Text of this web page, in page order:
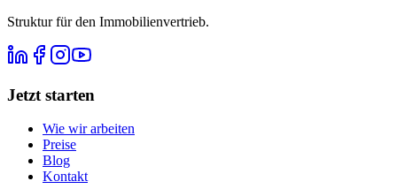
Struktur für den Immobilienvertrieb.
Jetzt starten
Wie wir arbeiten
Preise
Blog
Kontakt